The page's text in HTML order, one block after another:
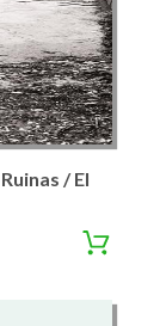
/ El